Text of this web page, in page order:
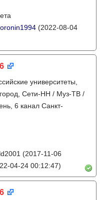
(2022-08-04
университеты,
Сети-НН / Муз-ТВ /
6 канал Санкт-
(2017-11-06
04-24 00:12:47)